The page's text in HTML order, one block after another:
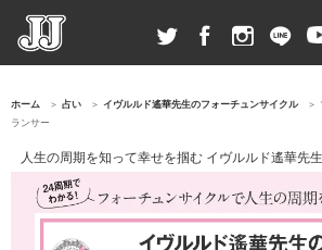
ホーム 占い イヴルルド遙華先生のフォーチュンサイクル
ランサー
人生の周期を知って幸せを掴む イヴルルド遙華先